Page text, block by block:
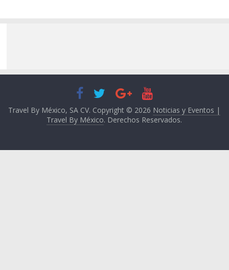
Travel By México, SA CV. Copyright © 2026 Noticias y Eventos |
Travel By México. Derechos Reservados.